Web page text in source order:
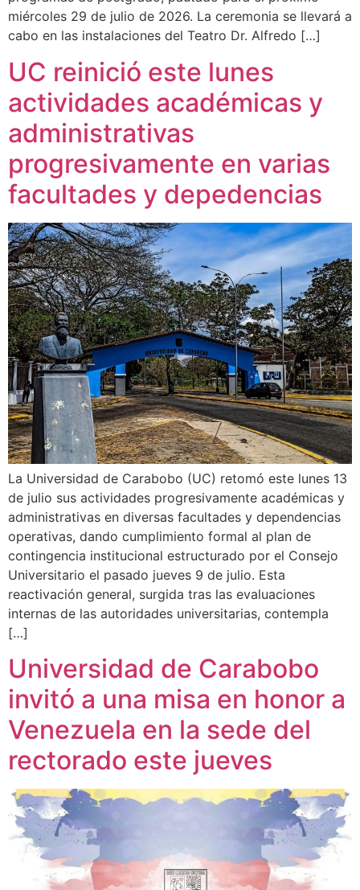
miércoles 29 de julio de 2026. La ceremonia se llevará a
cabo en las instalaciones del Teatro Dr. Alfredo […]
UC reinició este lunes
actividades académicas y
administrativas
progresivamente en varias
facultades y depedencias
La Universidad de Carabobo (UC) retomó este lunes 13
de julio sus actividades progresivamente académicas y
administrativas en diversas facultades y dependencias
operativas, dando cumplimiento formal al plan de
contingencia institucional estructurado por el Consejo
Universitario el pasado jueves 9 de julio. Esta
reactivación general, surgida tras las evaluaciones
internas de las autoridades universitarias, contempla
[…]
Universidad de Carabobo
invitó a una misa en honor a
Venezuela en la sede del
rectorado este jueves